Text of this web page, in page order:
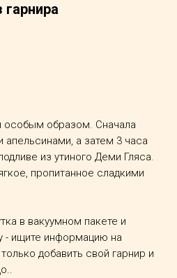
гарнира
особым образом. Сначала
а затем 3 часа
из утиного Деми Гляса.
пропитанное сладкими
в вакуумном пакете и
- ищите информацию на
добавить свой гарнир и